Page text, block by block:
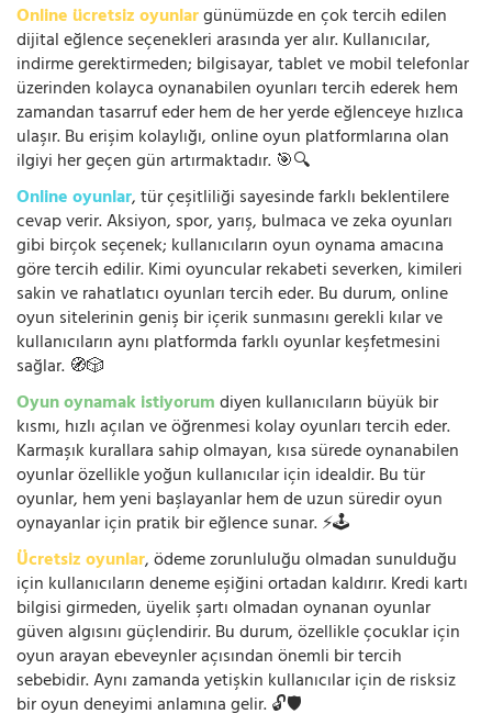
Online ücretsiz oyunlargünümüzde en çok tercih edilen
dijital eğlence seçenekleri arasında yer alır. Kullanıcılar,
indirme gerektirmeden; bilgisayar, tablet ve mobil telefonlar
üzerinden kolayca oynanabilen oyunları tercih ederek hem
zamandan tasarruf eder hem de her yerde eğlenceye hızlıca
ulaşır. Bu erişim kolaylığı, online oyun platformlarına olan
ilgiyi her geçen gün artırmaktadır. 🎯🔍
Online oyunlar, tür çeşitliliği sayesinde farklı beklentilere
cevap verir. Aksiyon, spor, yarış, bulmaca ve zeka oyunları
gibi birçok seçenek; kullanıcıların oyun oynama amacına
göre tercih edilir. Kimi oyuncular rekabeti severken, kimileri
sakin ve rahatlatıcı oyunları tercih eder. Bu durum, online
oyun sitelerinin geniş bir içerik sunmasını gerekli kılar ve
kullanıcıların aynı platformda farklı oyunlar keşfetmesini
sağlar. 🧭🎲
Oyun oynamak istiyorumdiyen kullanıcıların büyük bir
kısmı, hızlı açılan ve öğrenmesi kolay oyunları tercih eder.
Karmaşık kurallara sahip olmayan, kısa sürede oynanabilen
oyunlar özellikle yoğun kullanıcılar için idealdir. Bu tür
oyunlar, hem yeni başlayanlar hem de uzun süredir oyun
oynayanlar için pratik bir eğlence sunar. ⚡🕹️
Ücretsiz oyunlar, ödeme zorunluluğu olmadan sunulduğu
için kullanıcıların deneme eşiğini ortadan kaldırır. Kredi kartı
bilgisi girmeden, üyelik şartı olmadan oynanan oyunlar
güven algısını güçlendirir. Bu durum, özellikle çocuklar için
oyun arayan ebeveynler açısından önemli bir tercih
sebebidir. Aynı zamanda yetişkin kullanıcılar için de risksiz
bir oyun deneyimi anlamına gelir. 🔓🛡️